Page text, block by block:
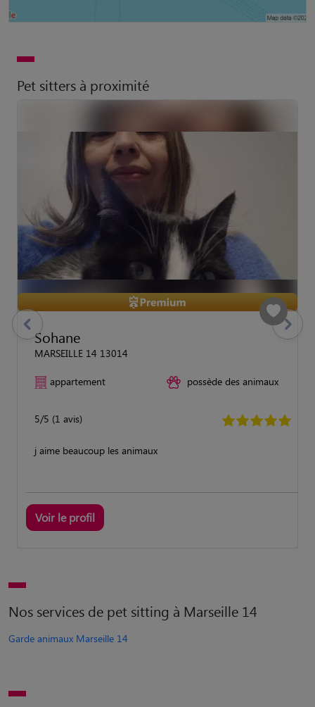
Pet sitters à proximité
Sohane
MARSEILLE 14 13014
appartement possède des animaux
5/5 (1 avis)
j aime beaucoup les animaux
Voir le profil
previous Suivant
Nos services de pet sitting à Marseille 14
Garde animaux Marseille 14